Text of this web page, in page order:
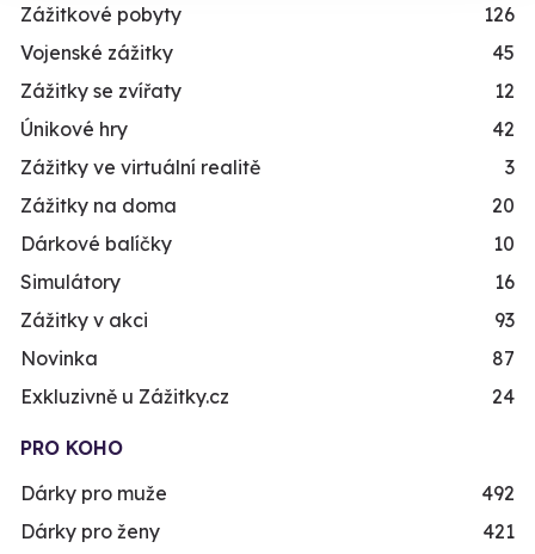
Zážitkové pobyty
126
Vojenské zážitky
45
Zážitky se zvířaty
12
Únikové hry
42
Zážitky ve virtuální realitě
3
Zážitky na doma
20
Dárkové balíčky
10
Simulátory
16
Zážitky v akci
93
Novinka
87
Exkluzivně u Zážitky.cz
24
PRO KOHO
Dárky pro muže
492
Dárky pro ženy
421